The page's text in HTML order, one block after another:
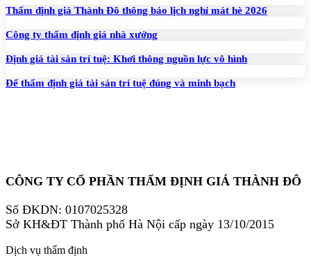
Thẩm định giá Thành Đô thông báo lịch nghỉ mát hè 2026
Công ty thẩm định giá nhà xưởng
Định giá tài sản trí tuệ: Khơi thông nguồn lực vô hình
Để thẩm định giá tài sản trí tuệ đúng và minh bạch
CÔNG TY CỔ PHẦN THẨM ĐỊNH GIÁ THÀNH ĐÔ
Số ĐKDN: 0107025328
Sở KH&ĐT Thành phố Hà Nội cấp ngày 13/10/2015
Dịch vụ thẩm định